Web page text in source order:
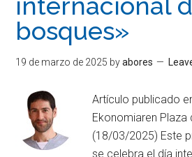
bosques»
19 de marzo de 2025 byabores
Artículo publicado
Ekonomiaren Plaza
(18/03/2025) Este
se celebra el día